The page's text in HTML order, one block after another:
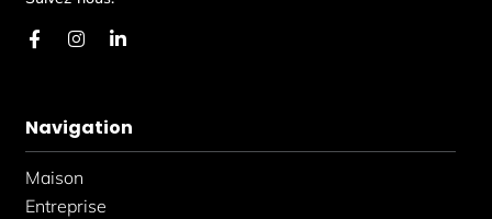
F
a
o
o
k
-
f
I
n
g
r
m
L
d
i
Navigation
Maison
Entreprise